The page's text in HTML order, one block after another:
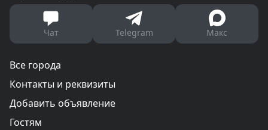
Чат Telegram Макс
Все города
Контакты и реквизиты
Добавить объявление
Гостям